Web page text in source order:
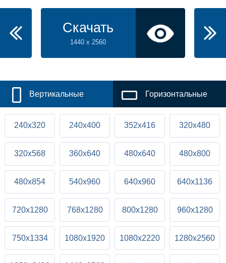
Скачать
1440 x 2560
Вертикальные Горизонтальные
240x320 240x400 352x416 320x480
320x568 360x640 480x640 480x800
480x854 540x960 640x960 640x1136
720x1280 768x1280 800x1280 960x1280
750x1334 1080x1920 1080x2220 1280x2560